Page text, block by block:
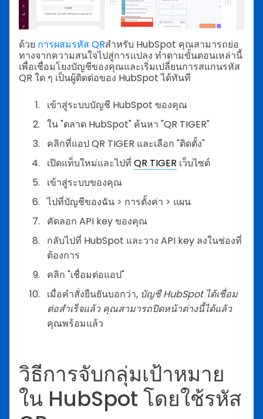
ด้วย การผสมรหัส QRสำหรับ HubSpot คุณสามารถย่อ
ทางจากความสนใจไปสู่การแปลง ทำตามขั้นตอนเหล่านี้
เพื่อเชื่อมโยงบัญชีของคุณและเริ่มเปลี่ยนการสแกนรหัส
QR ใด ๆ เป็นผู้ติดต่อของ HubSpot ได้ทันที
เข้าสู่ระบบบัญชี HubSpot ของคุณ
ใน "ตลาด HubSpot" ค้นหา "QR TIGER"
คลิกที่แอป QR TIGER และเลือก "ติดตั้ง"
เปิดแท็บใหม่และไปที่ QR TIGER เว็บไซต์
เข้าสู่ระบบของคุณ
ไปที่บัญชีของฉัน > การตั้งค่า > แผน
คัดลอก API key ของคุณ
กลับไปที่ HubSpot และวาง API key ลงในช่องที่
ต้องการ
คลิก "เชื่อมต่อแอป"
เมื่อคำสั่งยืนยันบอกว่า, บัญชี HubSpot ได้เชื่อม
ต่อสำเร็จแล้ว คุณสามารถปิดหน้าต่างนี้ได้แล้ว
คุณพร้อมแล้ว
วิธีการจับกลุ่มเป้าหมาย
ใน HubSpot โดยใช้รหัส